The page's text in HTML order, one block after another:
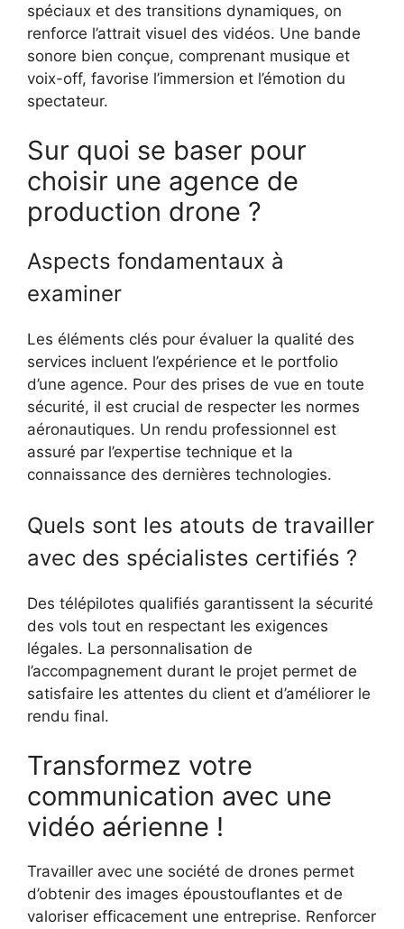
spéciaux et des transitions dynamiques, on
renforce l’attrait visuel des vidéos. Une bande
sonore bien conçue, comprenant musique et
voix-off, favorise l’immersion et l’émotion du
spectateur.
Sur quoi se baser pour
choisir une agence de
production drone ?
Aspects fondamentaux à
examiner
Les éléments clés pour évaluer la qualité des
services incluent l’expérience et le portfolio
d’une agence. Pour des prises de vue en toute
sécurité, il est crucial de respecter les normes
aéronautiques. Un rendu professionnel est
assuré par l’expertise technique et la
connaissance des dernières technologies.
Quels sont les atouts de travailler
avec des spécialistes certifiés ?
Des télépilotes qualifiés garantissent la sécurité
des vols tout en respectant les exigences
légales. La personnalisation de
l’accompagnement durant le projet permet de
satisfaire les attentes du client et d’améliorer le
rendu final.
Transformez votre
communication avec une
vidéo aérienne !
Travailler avec une société de drones permet
d’obtenir des images époustouflantes et de
valoriser efficacement une entreprise. Renforcer